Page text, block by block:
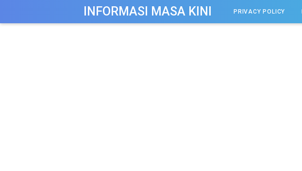
INFORMASI MASA KINI PRIVACY POLICY